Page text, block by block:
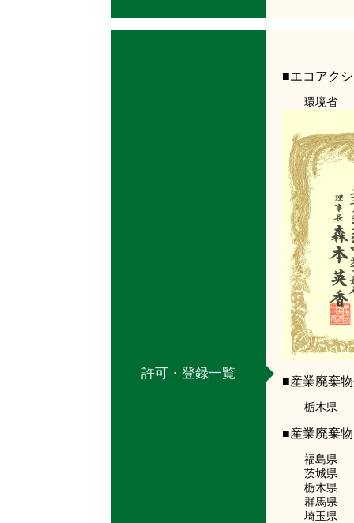
許可・登録一覧
■エコアク
環境省
■産業廃棄
栃木県
■産業廃棄
福島県
茨城県
栃木県
群馬県
埼玉県